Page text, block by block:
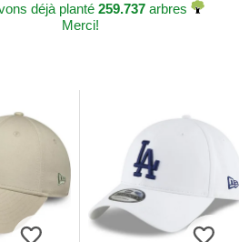
déjà planté 259.737 arbres
Merci!